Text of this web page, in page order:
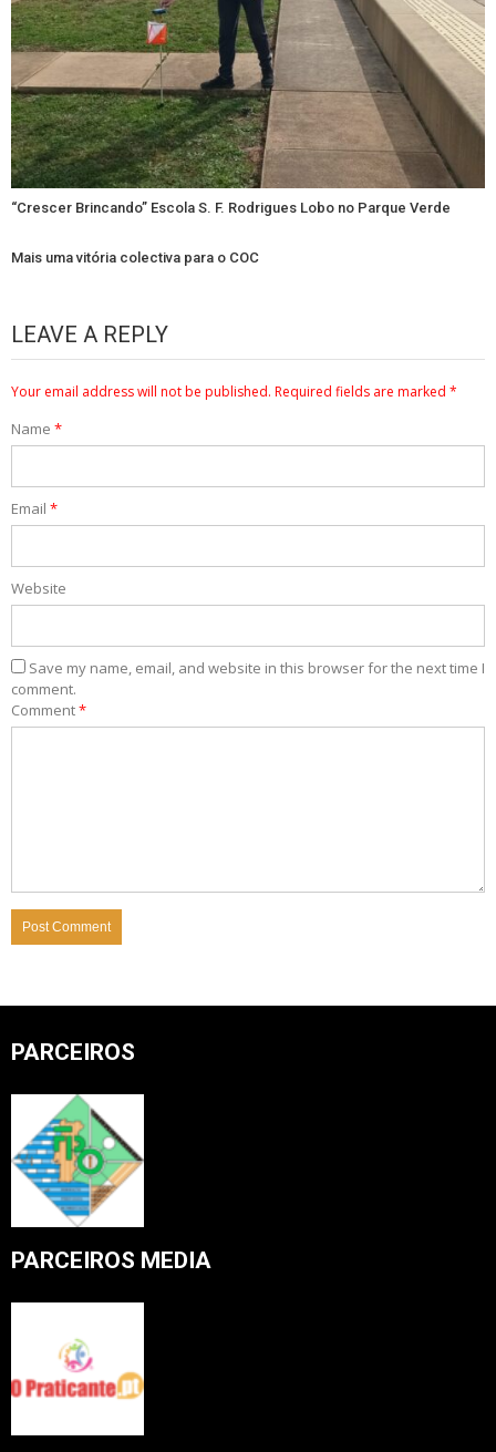
“Crescer Brincando” Escola S. F. Rodrigues Lobo no Parque Verde
Mais uma vitória colectiva para o COC
LEAVE A REPLY
Your email address will not be published. Required fields are marked *
Name *
Email *
Website
Save my name, email, and website in this browser for the next time I
comment.
Comment*
PARCEIROS
PARCEIROS MEDIA